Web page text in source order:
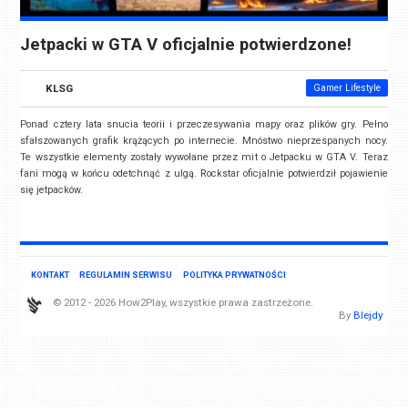
Jetpacki w GTA V oficjalnie potwierdzone!
KLSG Gamer Lifestyle
Ponad cztery lata snucia teorii i przeczesywania mapy oraz plików gry. Pełno
sfałszowanych grafik krążących po internecie. Mnóstwo nieprzespanych nocy.
Te wszystkie elementy zostały wywołane przez mit o Jetpacku w GTA V. Teraz
fani mogą w końcu odetchnąć z ulgą. Rockstar oficjalnie potwierdził pojawienie
się jetpacków.
KONTAKT REGULAMIN SERWISU POLITYKA PRYWATNOŚCI
© 2012 - 2026 How2Play, wszystkie prawa zastrzeżone.
By Blejdy